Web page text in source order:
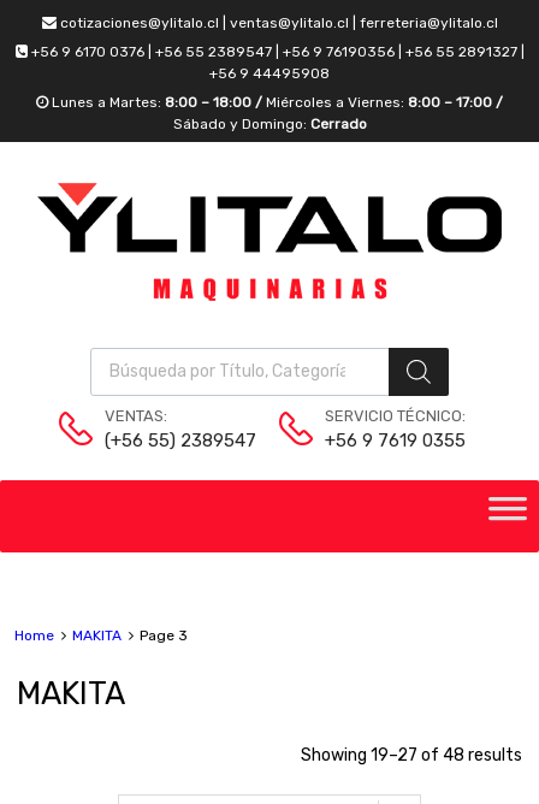
cotizaciones@ylitalo.cl | ventas@ylitalo.cl | ferreteria@ylitalo.cl
+56 9 6170 0376 | +56 55 2389547 | +56 9 76190356 | +56 55 2891327 |
+56 9 44495908
Lunes a Martes: 8:00 – 18:00 / Miércoles a Viernes: 8:00 – 17:00 /
Sábado y Domingo: Cerrado
VENTAS:
(+56 55) 2389547
SERVICIO TÉCNICO:
+56 9 7619 0355
Home MAKITA Page 3
MAKITA
Showing 19–27 of 48 results